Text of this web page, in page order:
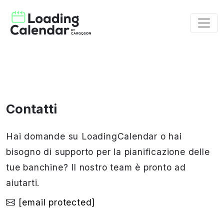
Contatti
Hai domande su LoadingCalendar o hai
bisogno di supporto per la pianificazione delle
tue banchine? Il nostro team è pronto ad
aiutarti.
[email protected]